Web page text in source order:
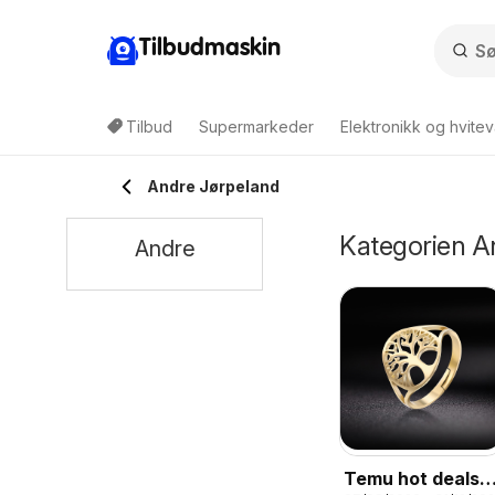
Tilbudmaskin
Tilbud Supermarkeder Elektronikk og
Andre Jørpeland
Kategorien
Temu hot deals –
Andre